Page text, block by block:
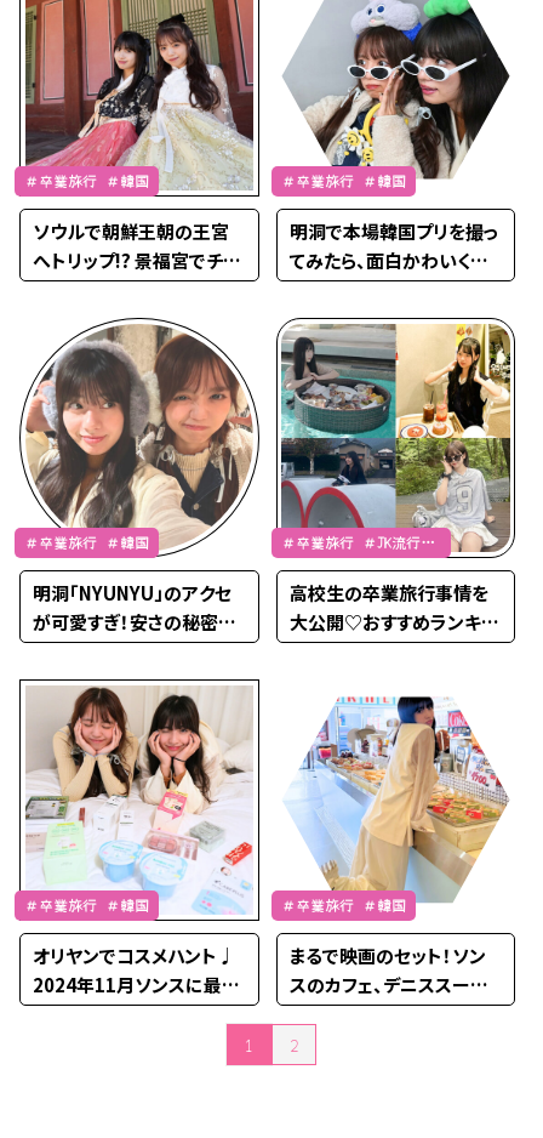
＃卒業旅行 ＃韓国
ソウルで朝鮮王朝の王宮
へトリップ!? 景福宮でチマ
チョゴリ体験♡
＃卒業旅行 ＃韓国
明洞で本場韓国プリを撮っ
てみたら、面白かわいくて
映えた♩
＃卒業旅行 ＃韓国
明洞「NYUNYU」のアクセ
が可愛すぎ！安さの秘密は
◯◯だから⭐︎
＃卒業旅行 ＃JK流行通
信
高校生の卒業旅行事情を
大公開♡おすすめランキン
グや注意点も紹介
＃卒業旅行 ＃韓国
オリヤンでコスメハント♩
2024年11月ソンスに最大
級のオリーブヤングがOPE
＃卒業旅行 ＃韓国
まるで映画のセット！ソン
スのカフェ、デニススーパ
ーマーケットが映えすぎる
⭐︎
投稿のページ送り
1 2